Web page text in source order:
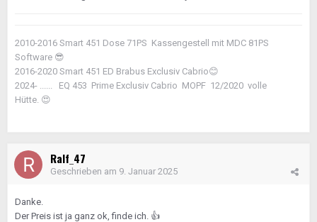
2010-2016 Smart 451 Dose 71PS Kassengestell mit MDC 81PS
Software 😎
2016-2020 Smart 451 ED Brabus Exclusiv Cabrio😊
2024- ...... EQ 453 Prime Exclusiv Cabrio MOPF 12/2020 volle
Hütte. 😍
Ralf_47
Geschrieben am 9. Januar 2025
Danke.
Der Preis ist ja ganz ok, finde ich. 👍